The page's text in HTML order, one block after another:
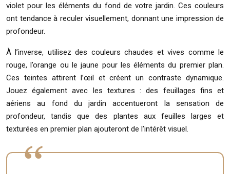
violet pour les éléments du fond de votre jardin. Ces couleurs
ont tendance à reculer visuellement, donnant une impression de
profondeur.
À l’inverse, utilisez des couleurs chaudes et vives comme le
rouge, l’orange ou le jaune pour les éléments du premier plan.
Ces teintes attirent l’œil et créent un contraste dynamique.
Jouez également avec les textures : des feuillages fins et
aériens au fond du jardin accentueront la sensation de
profondeur, tandis que des plantes aux feuilles larges et
texturées en premier plan ajouteront de l’intérêt visuel.